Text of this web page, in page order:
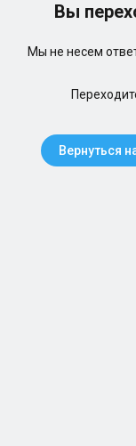
Вы
Мы не несем
Вернуться